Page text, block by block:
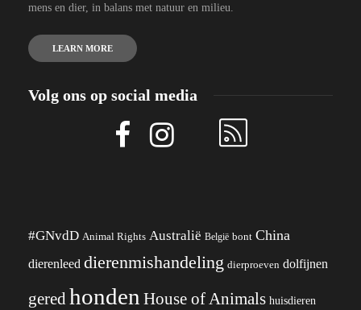
mens en dier, in balans met natuur en milieu.
LEARN MORE
Volg ons op social media
#GNvdD Animal Rights Australië België bont China
dierenleed dierenmishandeling dierproeven dolfijnen
geredhonden House of Animals huisdieren